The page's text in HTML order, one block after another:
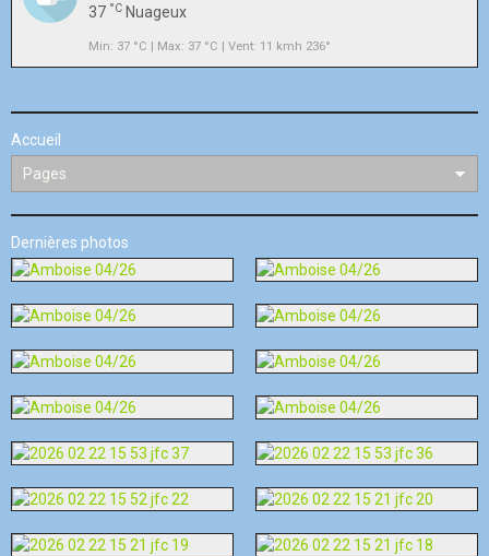
37 °C Nuageux
Min: 37 °C | Max: 37 °C | Vent: 11 kmh 236°
Accueil
Dernières photos